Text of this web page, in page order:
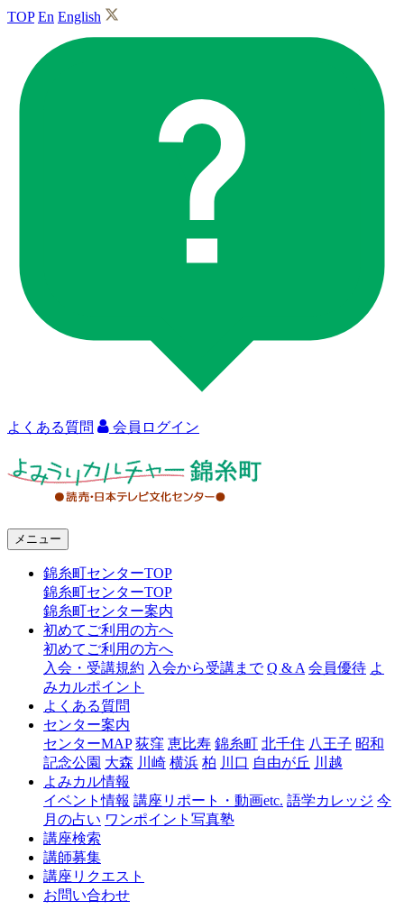
TOP En English
よくある質問 会員ログイン
ャ
糸
メニュー
錦糸町センターTOP
錦糸町センターTOP
錦糸町センター案内
初めてご利用の方へ
初めてご利用の方へ
入会・受講規約 入会から受講まで Q & A 会員優待 よ
みカルポイント
よくある質問
センター案内
センターMAP 荻窪 恵比寿 錦糸町 北千住 八王子 昭和
記念公園 大森 川崎 横浜 柏 川口 自由が丘 川越
よみカル情報
イベント情報 講座リポート・動画etc. 語学カレッジ 今
月の占い ワンポイント写真塾
講座検索
講師募集
講座リクエスト
お問い合わせ